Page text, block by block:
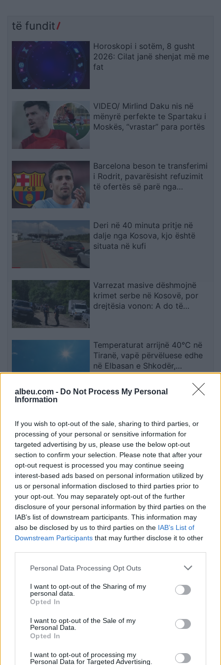
albeu.com - Do Not Process My Personal
Information
If you wish to opt-out of the sale, sharing to third parties, or
processing of your personal or sensitive information for
targeted advertising by us, please use the below opt-out
section to confirm your selection. Please note that after your
opt-out request is processed you may continue seeing
interest-based ads based on personal information utilized by
us or personal information disclosed to third parties prior to
your opt-out. You may separately opt-out of the further
disclosure of your personal information by third parties on the
IAB’s list of downstream participants. This information may
also be disclosed by us to third parties on the IAB’s List of
Downstream Participants that may further disclose it to other
Personal Data Processing Opt Outs
I want to opt-out of the Sharing of my
personal data.
Opted In
I want to opt-out of the Sale of my
Personal Data.
Opted In
I want to opt-out of processing my
Personal Data for Targeted Advertising.
të fundit
Horoskopi i sotëm, 8 gusht
2026: Cilat janë shenjat më me
fat
VIDEO/ Mirlind Daku nis në
mënyrë perfekte te Spartaku i
Moskës, “vrastar” para portës
Barcelona beson te transferimi
i Rodrit, pavarësisht refuzimit
të ofertës së parë nga
Deri në 40 minuta pritje në
dalje nga Kosova, kjo është
situata në kufi
Varrezat masive dëshmojnë
krimet serbe në Kosovë, por
drejtësia vonon: A do të
Temperaturat arrijnë 40°C në
Tiranë, vapë përvëluese edhe
në Elbasan e Shkodër,
parashikimi për sot
dyshohet defekt teknik
Esim for USA|Esim for Italy| Esim for Spain|Esim